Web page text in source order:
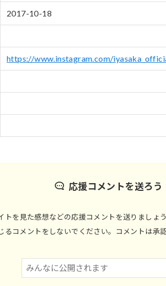
2017-10-18
https://www.instagram.com/
応援コメントを送ろう
トを見た感想などの応援コメントを送りましょ
るコメントをしないでください。コメントは承認